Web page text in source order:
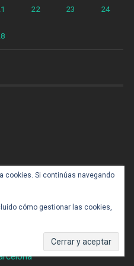
22 23 24
robar cables de cobre en
Museu Carmen Thyssen a
cookies. Si continúas navegando
cómo gestionar las cookies,